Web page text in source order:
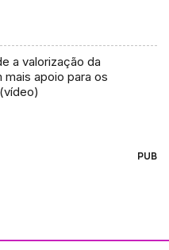
a valorização da
mais apoio para os
PUB